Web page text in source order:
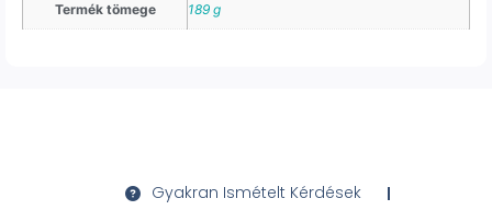
Termék tömege 189 g
Gyakran Ismételt Kérdések